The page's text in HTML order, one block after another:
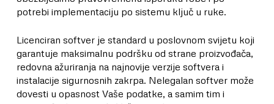
potrebi implementaciju po sistemu ključ u ruke.
Licenciran softver je standard u poslovnom svijetu koji
garantuje maksimalnu podršku od strane proizvođača,
redovna ažuriranja na najnovije verzije softvera i
instalacije sigurnosnih zakrpa. Nelegalan softver može
dovesti u opasnost Vaše podatke, a samim tim i